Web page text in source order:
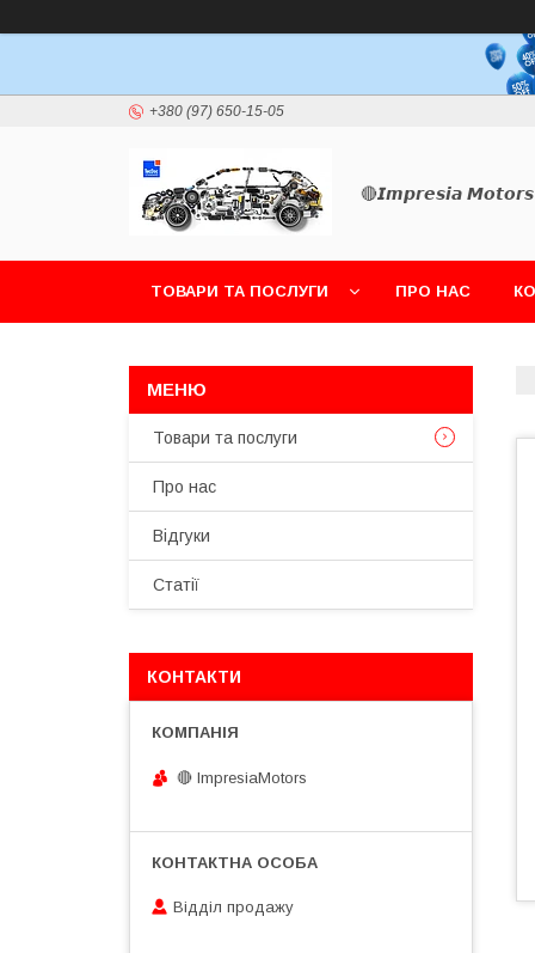
+380 (97) 650-15-05
🔴𝙄𝙢𝙥𝙧𝙚𝙨𝙞𝙖 𝙈𝙤𝙩𝙤𝙧𝙨
ТОВАРИ ТА ПОСЛУГИ ПРО НАС
Товари та послуги
Про нас
Відгуки
Статії
КОНТАКТИ
🔴 ImpresiaMotors
Відділ продажу